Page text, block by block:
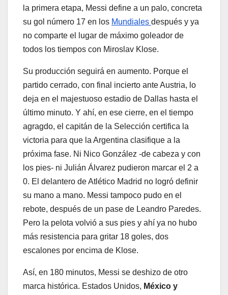
la primera etapa, Messi define a un palo, concreta
su gol número 17 en los Mundiales después y ya
no comparte el lugar de máximo goleador de
todos los tiempos con Miroslav Klose.
Su producción seguirá en aumento. Porque el
partido cerrado, con final incierto ante Austria, lo
deja en el majestuoso estadio de Dallas hasta el
último minuto. Y ahí, en ese cierre, en el tiempo
agragdo, el capitán de la Selección certifica la
victoria para que la Argentina clasifique a la
próxima fase. Ni Nico González -de cabeza y con
los pies- ni Julián Álvarez pudieron marcar el 2 a
0. El delantero de Atlético Madrid no logró definir
su mano a mano. Messi tampoco pudo en el
rebote, después de un pase de Leandro Paredes.
Pero la pelota volvió a sus pies y ahí ya no hubo
más resistencia para gritar 18 goles, dos
escalones por encima de Klose.
Así, en 180 minutos, Messi se deshizo de otro
marca histórica. Estados Unidos, México y